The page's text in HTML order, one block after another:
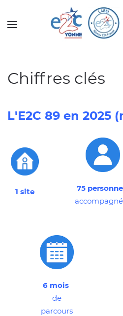
Accéder au contenu principal
Chiffres clés
L'E2C 89 en 2025
1 site
75
6 mois
de
parcours